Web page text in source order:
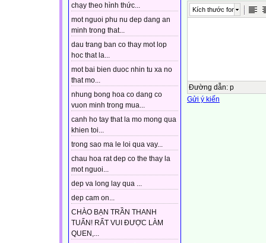
chạy theo hình thức...
mot nguoi phu nu dep dang an
minh trong that...
dau trang ban co thay mot lop
hoc that la...
mot bai bien duoc nhin tu xa no
that mo...
nhung bong hoa co dang co
vuon minh trong mua...
canh ho tay that la mo mong qua
khien toi...
trong sao ma le loi qua vay...
chau hoa rat dep co the thay la
mot nguoi...
dep va long lay qua ...
dep cam on...
CHÀO BẠN TRẦN THANH
TUẤN! RẤT VUI ĐƯỢC LÀM
QUEN,...
Kích thước font
Đường dẫn: p
Gửi ý kiến